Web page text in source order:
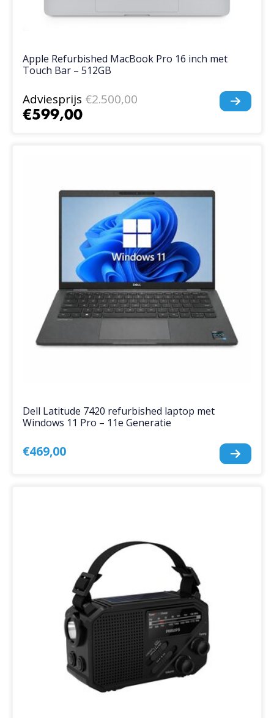
Apple Refurbished MacBook Pro 16 inch met
Touch Bar – 512GB
Adviesprijs €2.500,00
€599,00
Dell Latitude 7420 refurbished laptop met
Windows 11 Pro – 11e Generatie
€469,00